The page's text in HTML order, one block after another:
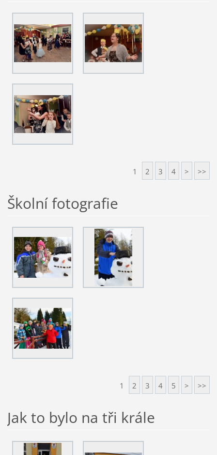
1 2 3 4 > >>
Školní fotografie
1 2 3 4 5 > >>
Jak to bylo na tři krále